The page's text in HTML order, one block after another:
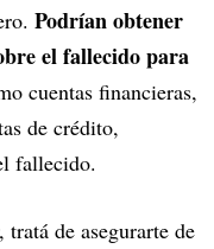
Podrían obtener
el fallecido para
cuentas financieras,
de crédito,
fallecido.
de asegurarte de